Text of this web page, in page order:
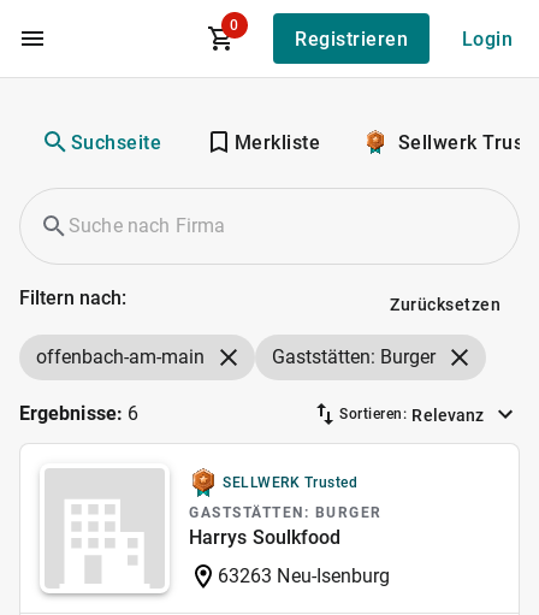
Zum Hauptinhalt
0
Registrieren Login
Suchseite Merkliste Sellwerk
Filtern nach: Zurücksetzen
offenbach-am-main Gaststätten: Burger
Ergebnisse: 6 Sortieren: Relevanz
SELLWERK Trusted
GASTSTÄTTEN: BURGER
Harrys Soulkfood
63263 Neu-Isenburg